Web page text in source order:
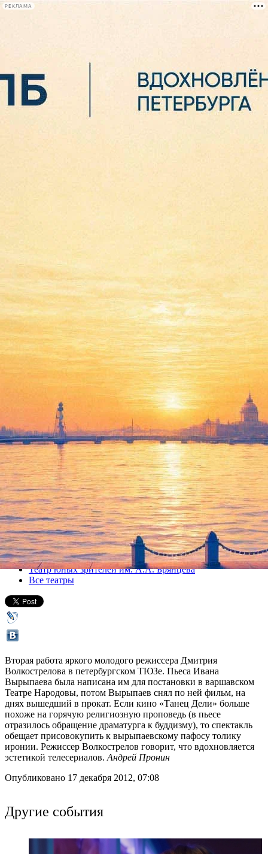
РЕКЛАМА
Сегодня:
Танец Дели
25 декабря 2012, вторник,19.00
Версия для печати
Все спектакли
Театр юных зрителей им. А.А. Брянцева
Все театры
Вторая работа яркого молодого режиссера Дмитрия
Волкострелова в петербургском ТЮЗе. Пьеса Ивана
Вырыпаева была написана им для постановки в варшавском
Театре Народовы, потом Вырыпаев снял по ней фильм, на
днях вышедший в прокат. Если кино «Танец Дели» больше
похоже на горячую религиозную проповедь (в пьесе
отразилось обращение драматурга к буддизму), то спектакль
обещает присовокупить к вырыпаевскому пафосу толику
иронии. Режиссер Волкострелов говорит, что вдохновляется
эстетикой телесериалов. Андрей Пронин
Опубликовано 17 декабря 2012, 07:08
Другие события